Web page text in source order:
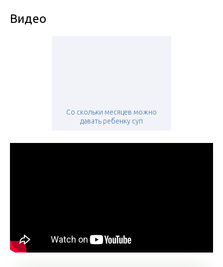
Видео
Со скольки месяцев можно
давать ребенку суп